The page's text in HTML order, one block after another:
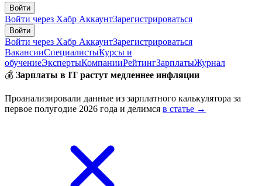
Войти
Войти через Хабр АккаунтЗарегистрироваться
Войти
Войти через Хабр АккаунтЗарегистрироваться
ВакансииСпециалистыКурсы и
обучениеЭкспертыКомпанииРейтингЗарплатыЖурнал
💰 Зарплаты в IT растут медленнее инфляции
Проанализировали данные из зарплатного калькулятора за
первое полугодие 2026 года и делимся в статье →